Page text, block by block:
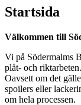
Startsida
Välkommen till
Vi på Södermalms
plåt- och riktarbeten.
Oavsett om det
spoilers eller
om hela processen.